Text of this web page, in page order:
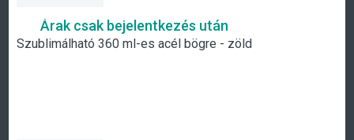
Árak csak bejelentkezés után
Szublimálható 360 ml-es acél bögre - zöld